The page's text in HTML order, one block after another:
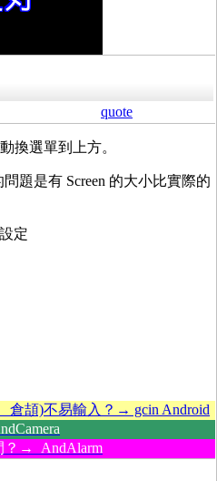
quote
換選單到上方。
題是有 Screen 的大小比實際的
定
倉頡)不易輸入？→ gcin Android
？→ AndAlarm